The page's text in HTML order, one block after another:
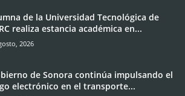
de la Universidad Tecnológica de
realiza estancia académica en...
2026
de Sonora continúa impulsando el
electrónico en el transporte...